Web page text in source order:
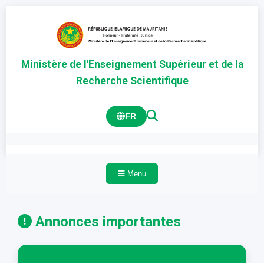
Ministère de l'Enseignement Supérieur et de la
Recherche Scientifique
FR
Menu
Annonces importantes